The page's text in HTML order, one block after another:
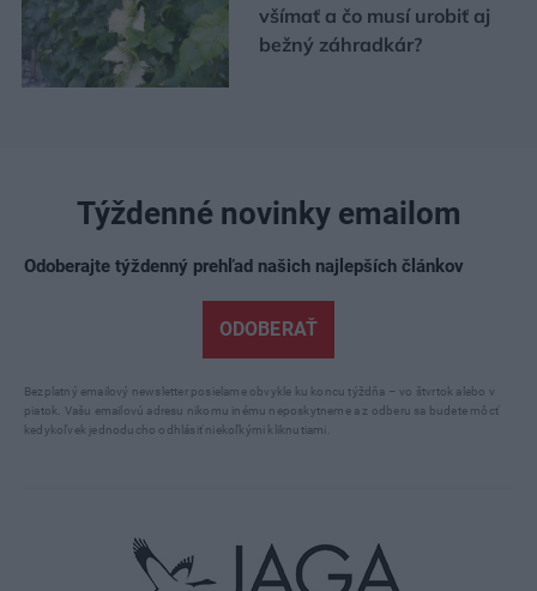
všímať a čo musí urobiť aj
bežný záhradkár?
Týždenné novinky emailom
Odoberajte týždenný prehľad našich najlepších článkov
ODOBERAŤ
Bezplatný emailový newsletter posielame obvykle ku koncu týždňa – vo štvrtok alebo v
piatok. Vašu emailovú adresu nikomu inému neposkytneme a z odberu sa budete môcť
kedykoľvek jednoducho odhlásiť niekoľkými kliknutiami.